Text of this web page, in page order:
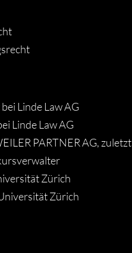
Linde Law AG
Linde Law AG
PARTNER AG,
Zürich
Zürich